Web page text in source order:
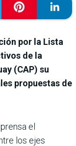
por la Lista
de la
(CAP) su
propuestas de
el
los ejes